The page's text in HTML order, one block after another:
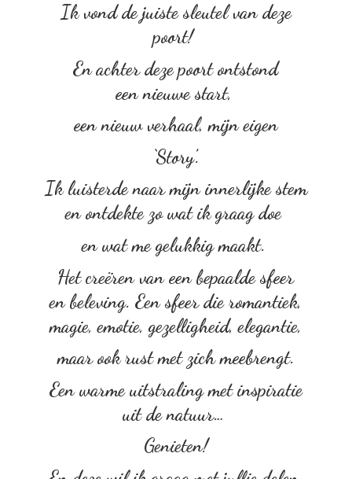
Ik vond de juiste sleutel van deze
poort!
En achter deze poort ontstond
een nieuwe start,
een nieuw verhaal, mijn eigen
‘Story’.
Ik luisterde naar mijn innerlijke stem
en ontdekte zo wat ik graag doe
en wat me gelukkig maakt.
Het creëren van een bepaalde sfeer
en beleving. Een sfeer die romantiek,
magie, emotie, gezelligheid, elegantie,
maar ook rust met zich meebrengt.
Een warme uitstraling met inspiratie
uit de natuur…
Genieten!